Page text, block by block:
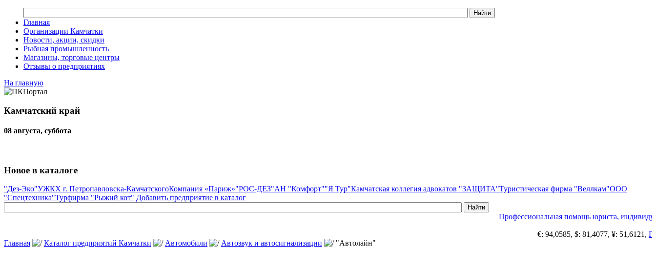
Главная
Организации Камчатки
Новости, акции, скидки
Рыбная промышленность
Магазины, торговые центры
Отзывы о предприятиях
На главную
Камчатский край
08 августа, суббота
Новое в каталоге
"Дез-Эко"УЖКХ г. Петропавловска-КамчатскогоКомпания «Париж»"РОС-ДЕЗ"АН "Комфорт""Я Тур"Камчатская коллегия адвокатов "ЗАЩИТА"Туристическая фирма "Веллкам"ООО
"Спецтехника"Турфирма "Рыжий кот" Добавить предприятие в каталог
Профессиональная помощь юриста,
€: 94,0585, $: 81,4077, ¥: 51,6121,
Главная
Каталог предприятий Камчатки Автомобили Автозвук и автосигнализации "Автолайн"